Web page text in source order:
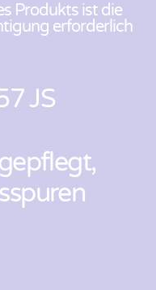
Produkts ist die
erforderlich
JS